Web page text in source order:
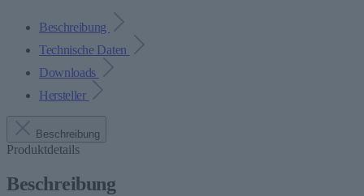
Beschreibung
Technische Daten
Downloads
Hersteller
Beschreibung
Produktdetails
Beschreibung